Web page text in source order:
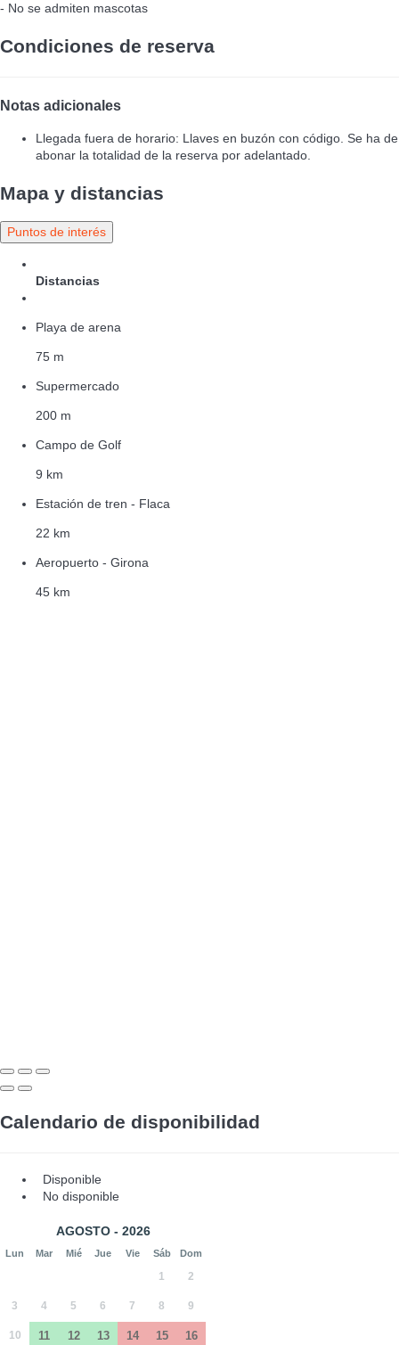
- No se admiten mascotas
Condiciones de reserva
Notas adicionales
Llegada fuera de horario: Llaves en buzón con código. Se ha de
abonar la totalidad de la reserva por adelantado.
Mapa y distancias
Puntos de interés
Distancias
Playa de arena
75 m
Supermercado
200 m
Campo de Golf
9 km
Estación de tren - Flaca
22 km
Aeropuerto - Girona
45 km
Calendario de disponibilidad
Disponible
No disponible
AGOSTO - 2026
Lun Mar Mié Jue Vie Sáb Dom
1 2
3 4 5 6 7 8 9
10 11 12 13 14 15 16